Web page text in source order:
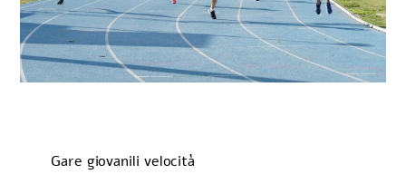
Gare giovanili velocità